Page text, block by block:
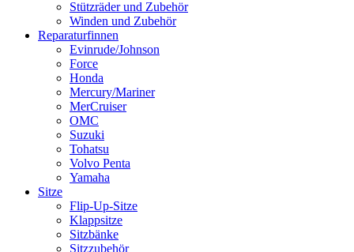
Stützräder und Zubehör
Winden und Zubehör
Reparaturfinnen
Evinrude/Johnson
Force
Honda
Mercury/Mariner
MerCruiser
OMC
Suzuki
Tohatsu
Volvo Penta
Yamaha
Sitze
Flip-Up-Sitze
Klappsitze
Sitzbänke
Sitzzubehör